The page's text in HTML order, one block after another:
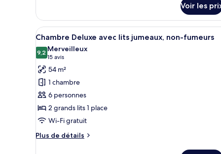
vue
ville
type
de
chambre
Supérieure
avec
lits
jumeaux,
vue
ville
Voir les
Afficher
toutes
les
photos
pour
ce
type
de
chambre :
Chambre
Une chambre d’hôtel avec
10
Chambre Deluxe avec lits jumeaux, non-fumeurs
9,29,2 sur 10
Merveilleux
15 avis
(15 avis)
54 m²
1 chambre
6 personnes
2 grands lits 1 place
Wi-Fi gratuit
Plus de détails
Plus